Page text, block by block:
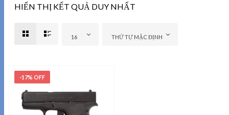
HIỂN THỊ KẾT QUẢ DUY NHẤT
16 THỨ TỰ MẶC ĐỊNH
-17% OFF